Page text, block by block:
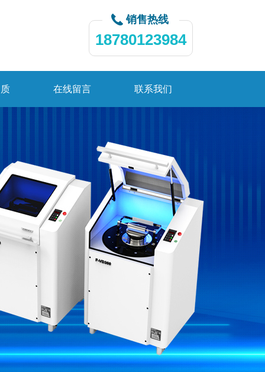
销售热线
18780123984
在线留言 联系我们